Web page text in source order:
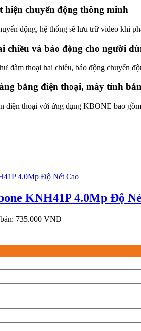
hiện chuyển động thông minh
động, hệ thống sẽ lưu trữ video khi
chiều và báo động cho người
đàm thoại hai chiều, báo động chuyển
bằng điện thoại, máy tính
điện thoại với ứng dụng KBONE bao
KNH41P 4.0Mp Độ
735.000 VNĐ